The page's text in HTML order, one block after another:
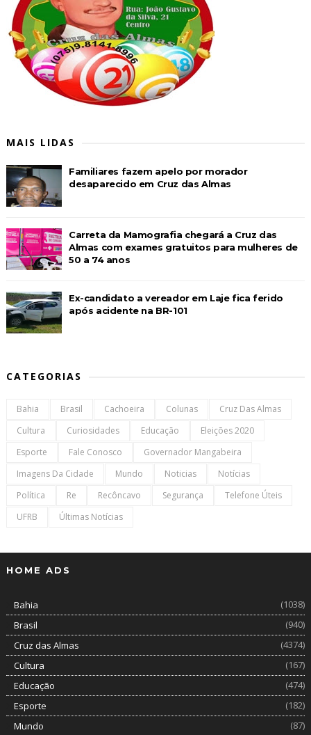
MAIS LIDAS
Familiares fazem apelo por morador
desaparecido em Cruz das Almas
Carreta da Mamografia chegará a Cruz das
Almas com exames gratuitos para mulheres de
50 a 74 anos
Ex-candidato a vereador em Laje fica ferido
após acidente na BR-101
CATEGORIAS
Bahia Brasil Cachoeira Colunas
Cruz Das Almas
Cultura
Curiosidades Educação
Eleições 2020
Esporte
Fale Conosco
Governador Mangabeira
Imagens Da Cidade
Mundo Noticias
Notícias
Política
Re Recôncavo Segurança
Telefone Úteis
UFRB
Últimas Notícias
HOME ADS
Bahia
(1038)
Brasil
(940)
Cruz das Almas
(4374)
Cultura
(167)
Educação
(474)
Esporte
(182)
Mundo
(87)